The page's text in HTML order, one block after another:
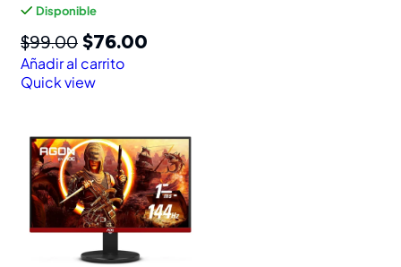
Disponible
$99.00 $76.00
Añadir al carrito
Quick view